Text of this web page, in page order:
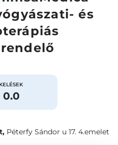
és
0.0
Péterfy Sándor u 17. 4.emelet